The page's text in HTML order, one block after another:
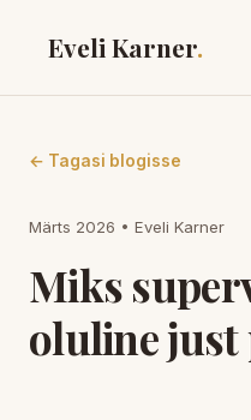
Eveli Karner.
← Tagasi blogisse
Märts 2026 • Eveli Karner
Miks
oluline just